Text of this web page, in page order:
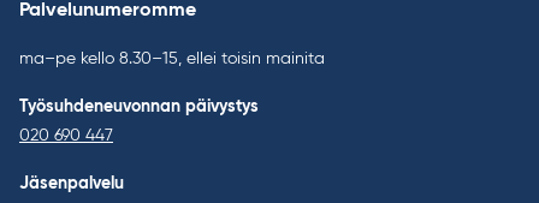
Palvelunumeromme
ma–pe kello 8.30–15, ellei toisin mainita
Työsuhdeneuvonnan päivystys
020 690 447
Jäsenpalvelu